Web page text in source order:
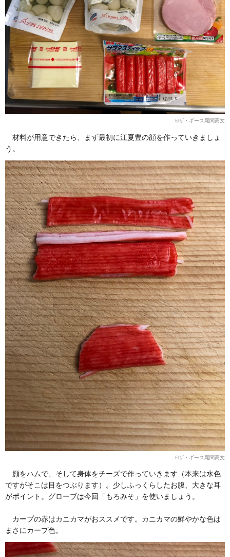
©︎ザ・ギース尾関高文
材料が用意できたら、まず最初に江夏豊の顔を作っていきましょ
う。
©︎ザ・ギース尾関高文
顔をハムで、そして身体をチーズで作っていきます（本来は水色
ですがそこは目をつぶります）。少しふっくらしたお腹、大きな耳
がポイント。グローブは今回「もろみそ」を使いましょう。
カープの赤はカニカマがおススメです。カニカマの鮮やかな色は
まさにカープ色。